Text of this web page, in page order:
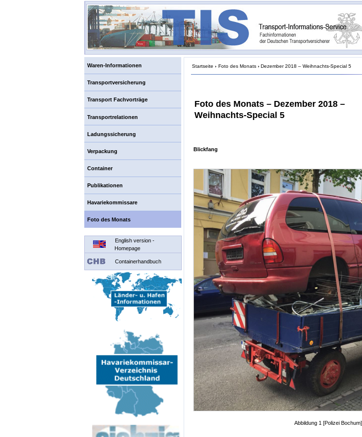
Waren-Informationen
Transportversicherung
Transport Fachvorträge
Transportrelationen
Ladungssicherung
Verpackung
Container
Publikationen
Havariekommissare
Foto des Monats
English version -
Homepage
Containerhandbuch
Startseite › Foto des Monats › Dezember 2018 – Weihnachts-Special 5
Foto des Monats – Dezember 2018 –
Weihnachts-Special 5
Blickfang
Abbildung 1 [Polizei Bochum]